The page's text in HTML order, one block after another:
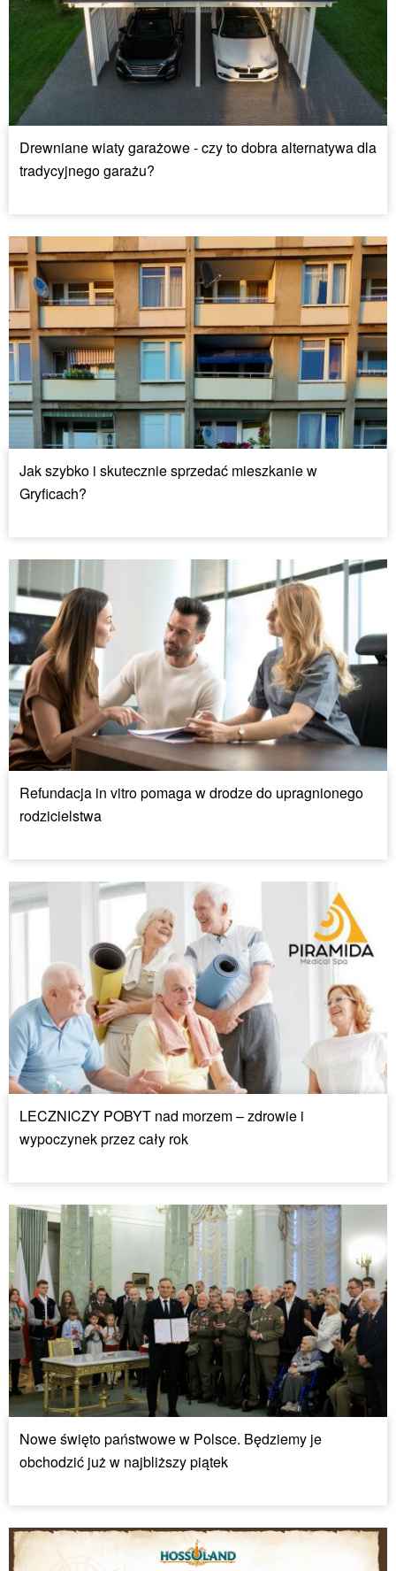
Drewniane wiaty garażowe - czy to dobra alternatywa dla
tradycyjnego garażu?
Jak szybko i skutecznie sprzedać mieszkanie w
Gryficach?
Refundacja in vitro pomaga w drodze do upragnionego
rodzicielstwa
LECZNICZY POBYT nad morzem – zdrowie i
wypoczynek przez cały rok
Nowe święto państwowe w Polsce. Będziemy je
obchodzić już w najbliższy piątek